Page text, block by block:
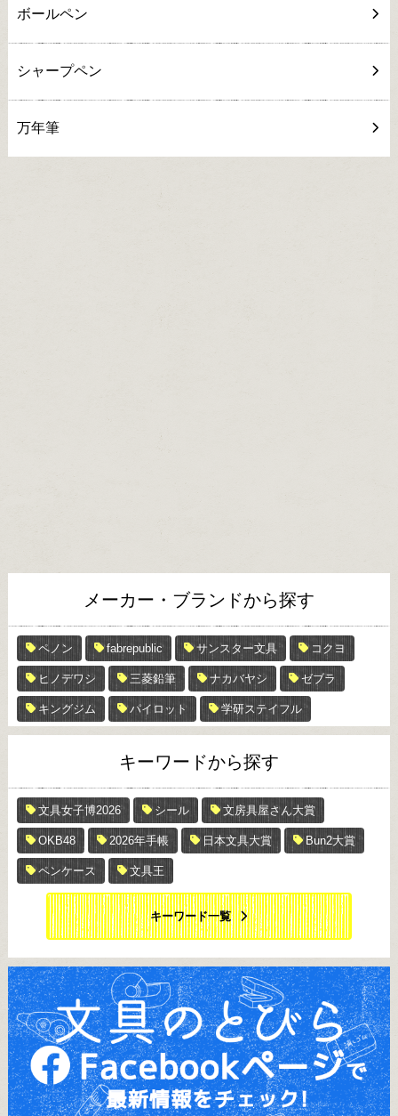
ボールペン
シャープペン
万年筆
メーカー・ブランドから探す
ペノン fabrepublic サンスター文具 コクヨ
ヒノデワシ 三菱鉛筆 ナカバヤシ ゼブラ
キングジム パイロット 学研ステイフル
キーワードから探す
文具女子博2026 シール 文房具屋さん大賞
OKB48 2026年手帳 日本文具大賞 Bun2大賞
ペンケース 文具王
キーワード一覧